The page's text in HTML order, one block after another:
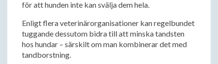
för att hunden inte kan svälja dem hela.
Enligt flera veterinärorganisationer kan regelbundet
tuggande dessutom bidra till att minska tandsten
hos hundar – särskilt om man kombinerar det med
tandborstning.